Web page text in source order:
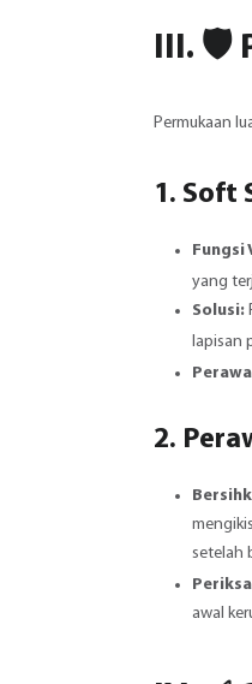
III. 🛡️
Permukaan
1. Soft
Fungsi
yang
Solusi:
lapisan
2.
setelah
awal